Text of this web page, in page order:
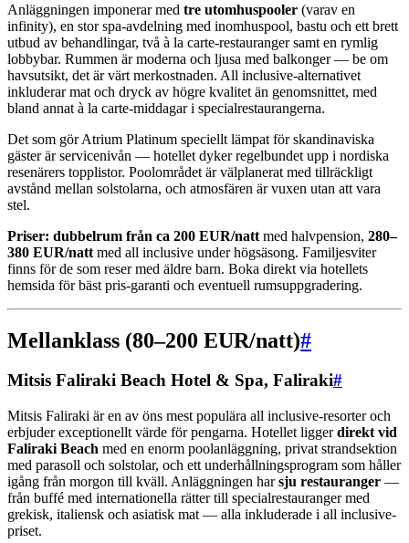
Anläggningen imponerar med tre utomhuspooler (varav en
infinity), en stor spa-avdelning med inomhuspool, bastu och ett brett
utbud av behandlingar, två à la carte-restauranger samt en rymlig
lobbybar. Rummen är moderna och ljusa med balkonger — be om
havsutsikt, det är värt merkostnaden. All inclusive-alternativet
inkluderar mat och dryck av högre kvalitet än genomsnittet, med
bland annat à la carte-middagar i specialrestaurangerna.
Det som gör Atrium Platinum speciellt lämpat för skandinaviska
gäster är servicenivån — hotellet dyker regelbundet upp i nordiska
resenärers topplistor. Poolområdet är välplanerat med tillräckligt
avstånd mellan solstolarna, och atmosfären är vuxen utan att vara
stel.
Priser: dubbelrum från ca 200 EUR/natt med halvpension, 280–
380 EUR/natt med all inclusive under högsäsong. Familjesviter
finns för de som reser med äldre barn. Boka direkt via hotellets
hemsida för bäst pris-garanti och eventuell rumsuppgradering.
Mellanklass (80–200 EUR/natt)#
Mitsis Faliraki Beach Hotel & Spa, Faliraki#
Mitsis Faliraki är en av öns mest populära all inclusive-resorter och
erbjuder exceptionellt värde för pengarna. Hotellet liggerdirekt vid
Faliraki Beach med en enorm poolanläggning, privat strandsektion
med parasoll och solstolar, och ett underhållningsprogram som håller
igång från morgon till kväll. Anläggningen harsju restauranger —
från buffé med internationella rätter till specialrestauranger med
grekisk, italiensk och asiatisk mat — alla inkluderade i all inclusive-
priset.